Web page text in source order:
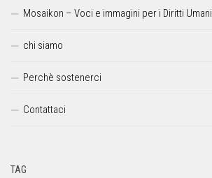
Mosaikon – Voci e immagini per i Diritti Umani
chi siamo
Perchè sostenerci
Contattaci
TAG